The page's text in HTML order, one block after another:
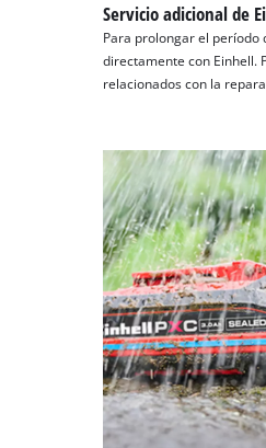
Servicio adicional de
Para prolongar el período
directamente con Einhell.
relacionados con la